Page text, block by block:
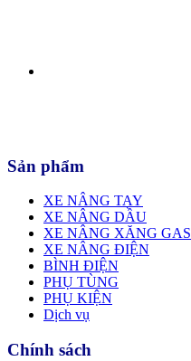
Sản phẩm
XE NÂNG TAY
XE NÂNG DẦU
XE NÂNG XĂNG GAS
XE NÂNG ĐIỆN
BÌNH ĐIỆN
PHỤ TÙNG
PHỤ KIỆN
Dịch vụ
Chính sách